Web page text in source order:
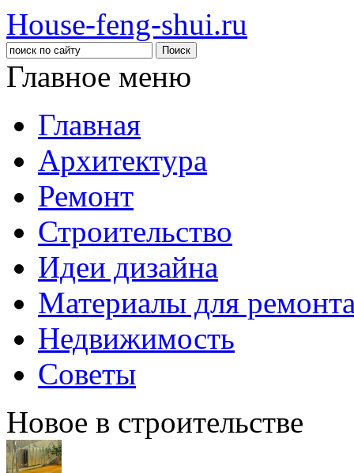
House-feng-shui.ru
Главное меню
Главная
Архитектура
Ремонт
Строительство
Идеи дизайна
Материалы для
Недвижимость
Советы
Новое в строительстве